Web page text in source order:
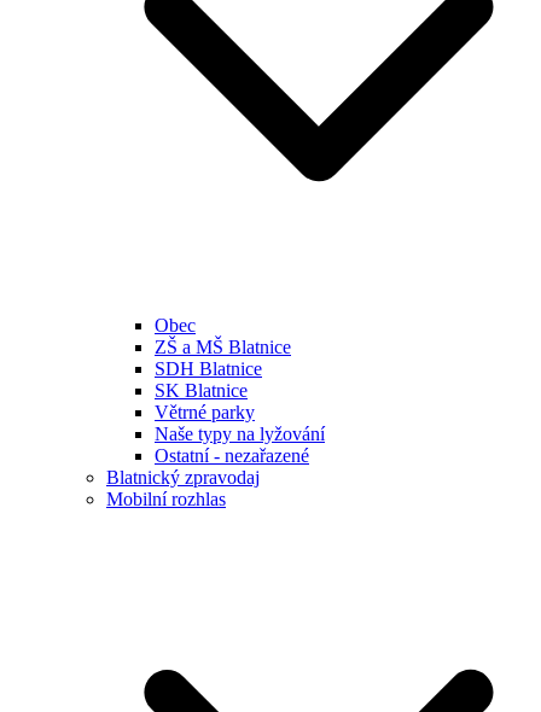
Obec
ZŠ a MŠ Blatnice
SDH Blatnice
SK Blatnice
Větrné parky
Naše typy na lyžování
Ostatní - nezařazené
Blatnický zpravodaj
Mobilní rozhlas